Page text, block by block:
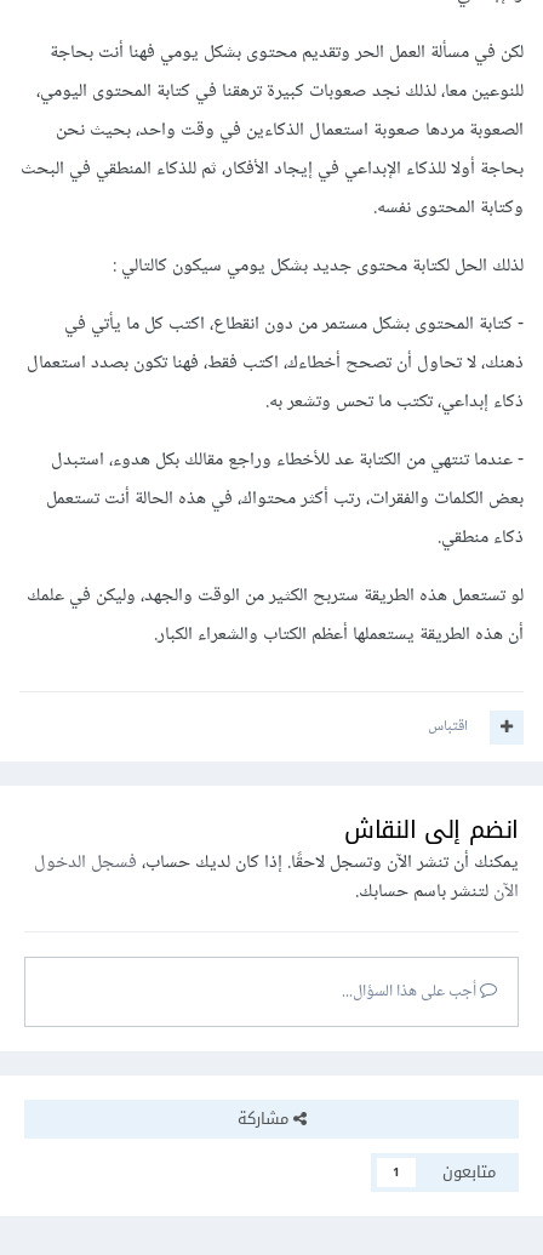
لكن في مسألة العمل الحر وتقديم محتوى بشكل يومي فهنا أنت بحاجة
للنوعين معا، لذلك نجد صعوبات كبيرة ترهقنا في كتابة المحتوى اليومي،
الصعوبة مردها صعوبة استعمال الذكاءين في وقت واحد، بحيث نحن
بحاجة أولا للذكاء الإبداعي في إيجاد الأفكار، ثم للذكاء المنطقي في البحث
وكتابة المحتوى نفسه.
لذلك الحل لكتابة محتوى جديد بشكل يومي سيكون كالتالي :
- كتابة المحتوى بشكل مستمر من دون انقطاع، اكتب كل ما يأتي في
ذهنك، لا تحاول أن تصحح أخطاءك، اكتب فقط، فهنا تكون بصدد استعمال
ذكاء إبداعي، تكتب ما تحس وتشعر به.
- عندما تنتهي من الكتابة عد للأخطاء وراجع مقالك بكل هدوء، استبدل
بعض الكلمات والفقرات، رتب أكثر محتواك، في هذه الحالة أنت تستعمل
ذكاء منطقي.
لو تستعمل هذه الطريقة ستربح الكثير من الوقت والجهد، وليكن في علمك
أن هذه الطريقة يستعملها أعظم الكتاب والشعراء الكبار.
اقتباس
انضم إلى النقاش
يمكنك أن تنشر الآن وتسجل لاحقًا. إذا كان لديك حساب،فسجل الدخول
الآنلتنشر باسم حسابك.
أجب على هذا السؤال...
مشاركة
متابعون
1